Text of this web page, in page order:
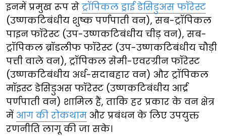
इनमें प्रमुख रूप से ट्रॉपिकल ड्राई डेसिडुअस फॉरेस्ट
(उष्णकटिबंधीय शुष्क पर्णपाती वन), सब-ट्रॉपिकल
पाइन फॉरेस्ट (उप-उष्णकटिबंधीय चीड़ वन), सब-
ट्रॉपिकल ब्रॉडलीफ फॉरेस्ट (उप-उष्णकटिबंधीय चौड़ी
पत्ती वाले वन), ट्रॉपिकल सेमी-एवरग्रीन फॉरेस्ट
(उष्णकटिबंधीय अर्ध-सदाबहार वन) और ट्रॉपिकल
मॉइस्ट डेसिडुअस फॉरेस्ट (उष्णकटिबंधीय आर्द्र
पर्णपाती वन) शामिल हैं, ताकि हर प्रकार के वन क्षेत्र
में आग की रोकथाम और प्रबंधन के लिए उपयुक्त
रणनीति लागू की जा सके।